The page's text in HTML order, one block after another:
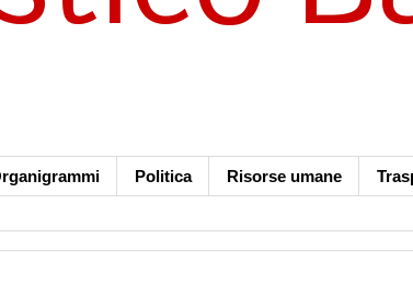
Politica Risorse umane